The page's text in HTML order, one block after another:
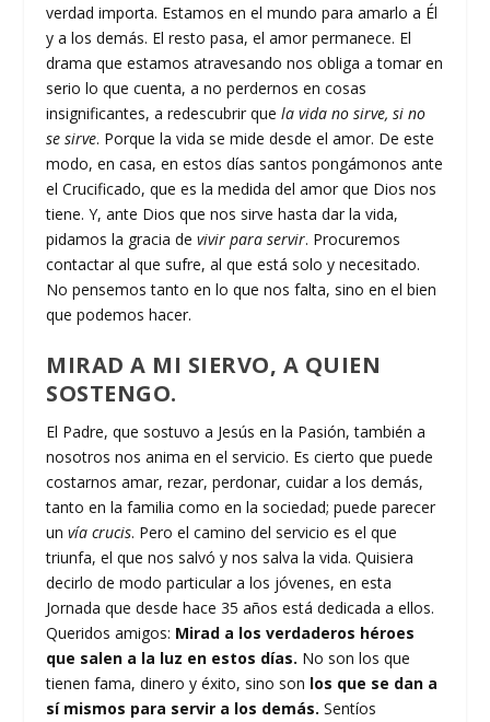
verdad importa. Estamos en el mundo para amarlo a Él
y a los demás. El resto pasa, el amor permanece. El
drama que estamos atravesando nos obliga a tomar en
serio lo que cuenta, a no perdernos en cosas
insignificantes, a redescubrir quela vida no sirve, si no
se sirve. Porque la vida se mide desde el amor. De este
modo, en casa, en estos días santos pongámonos ante
el Crucificado, que es la medida del amor que Dios nos
tiene. Y, ante Dios que nos sirve hasta dar la vida,
pidamos la gracia devivir para servir. Procuremos
contactar al que sufre, al que está solo y necesitado.
No pensemos tanto en lo que nos falta, sino en el bien
que podemos hacer.
MIRAD A MI SIERVO, A QUIEN
SOSTENGO.
El Padre, que sostuvo a Jesús en la Pasión, también a
nosotros nos anima en el servicio. Es cierto que puede
costarnos amar, rezar, perdonar, cuidar a los demás,
tanto en la familia como en la sociedad; puede parecer
unvía crucis. Pero el camino del servicio es el que
triunfa, el que nos salvó y nos salva la vida. Quisiera
decirlo de modo particular a los jóvenes, en esta
Jornada que desde hace 35 años está dedicada a ellos.
Queridos amigos: Mirad a los verdaderos héroes
que salen a la luz en estos días. No son los que
tienen fama, dinero y éxito, sino son los que se dan a
sí mismos para servir a los demás.Sentíos